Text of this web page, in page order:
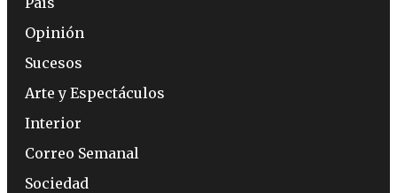
Opinión
Sucesos
Arte y Espectáculos
Interior
Correo Semanal
Sociedad